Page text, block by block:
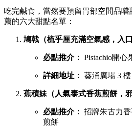
吃完鹹食，當然要預留胃部空間品
薦的六大甜點名單：
鳩戟（梳乎厘充滿空氣感，入口
必點推介： Pistachio開
詳細地址： 葵涌廣場 3
蕉積妹（人氣泰式香蕉煎餅，邪
必點推介： 招牌朱古力
煎餅